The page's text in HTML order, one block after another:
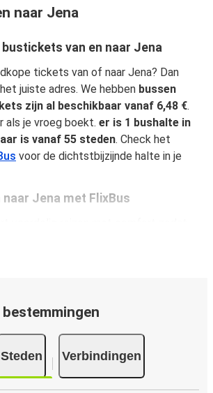
naar Jena
van en naar Jena
tickets van of naar Jena? Dan
juiste adres. We hebben bussen
zijn al beschikbaar vanaf 6,48 €.
als je vroeg boekt. er is 1 bushalte in
is vanaf 55 steden. Check het
voor de dichtstbijzijnde halte in je
Jena met FlixBus
unieke reiservaring kunnen genieten.
en per ticket mag je één stuk
stuk ruimbagage meenemen.
busticket van of naar Jena
bij FlixBus is eenvoudig: op onze
app boek je een rit in slechts
Steden Verbindingen